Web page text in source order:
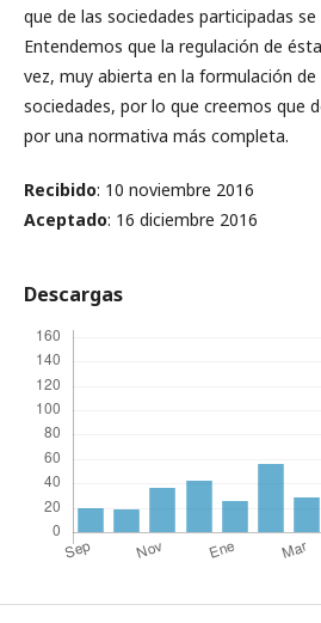
que de las sociedades participadas
Entendemos que la regulación de
vez, muy abierta en la formulación
sociedades, por lo que creemos que
por una normativa más completa.
Recibido: 10 noviembre 2016
Aceptado: 16 diciembre 2016
Descargas